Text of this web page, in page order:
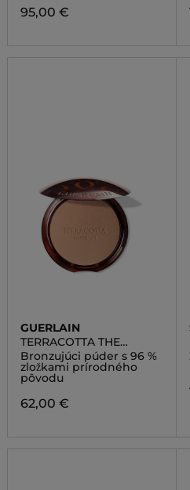
95,00 €
GUERLAIN
TERRACOTTA THE
BRONZING POWDER
Bronzujúci púder s 96 %
zložkami prírodného
pôvodu
62,00 €